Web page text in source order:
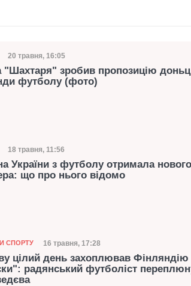
Дата публікації
20 травня, 16:05
"Шахтаря" зробив пропозицію
футболу (фото)
Дата публікації
18 травня, 11:56
України з футболу отримала нового
що про нього відомо
СПОРТУ Дата публікації
16 травня, 17:28
цілий день захоплював Фінляндію
радянський футболіст